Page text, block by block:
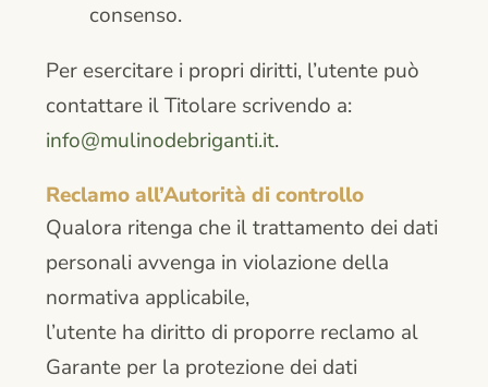
consenso.
Per esercitare i propri diritti, l’utente può
contattare il Titolare scrivendo a:
info@mulinodebriganti.it.
Reclamo all’Autorità di controllo
Qualora ritenga che il trattamento dei dati
personali avvenga in violazione della
normativa applicabile,
l’utente ha diritto di proporre reclamo al
Garante per la protezione dei dati